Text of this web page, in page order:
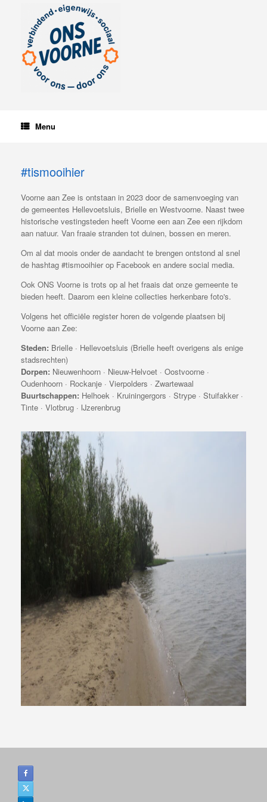
Menu
#tismooihier
Voorne aan Zee is ontstaan in 2023 door de samenvoeging van
de gemeentes Hellevoetsluis, Brielle en Westvoorne. Naast twee
historische vestingsteden heeft Voorne een aan Zee een rijkdom
aan natuur. Van fraaie stranden tot duinen, bossen en meren.
Om al dat moois onder de aandacht te brengen ontstond al snel
de hashtag #tismooihier op Facebook en andere social media.
Ook ONS Voorne is trots op al het fraais dat onze gemeente te
bieden heeft. Daarom een kleine collecties herkenbare foto's.
Volgens het officiële register horen de volgende plaatsen bij
Voorne aan Zee:
Steden: Brielle · Hellevoetsluis (Brielle heeft overigens als enige
stadsrechten)
Dorpen: Nieuwenhoorn · Nieuw-Helvoet · Oostvoorne ·
Oudenhoorn · Rockanje · Vierpolders · Zwartewaal
Buurtschappen: Helhoek · Kruiningergors · Strype · Stuifakker ·
Tinte · Vlotbrug · IJzerenbrug